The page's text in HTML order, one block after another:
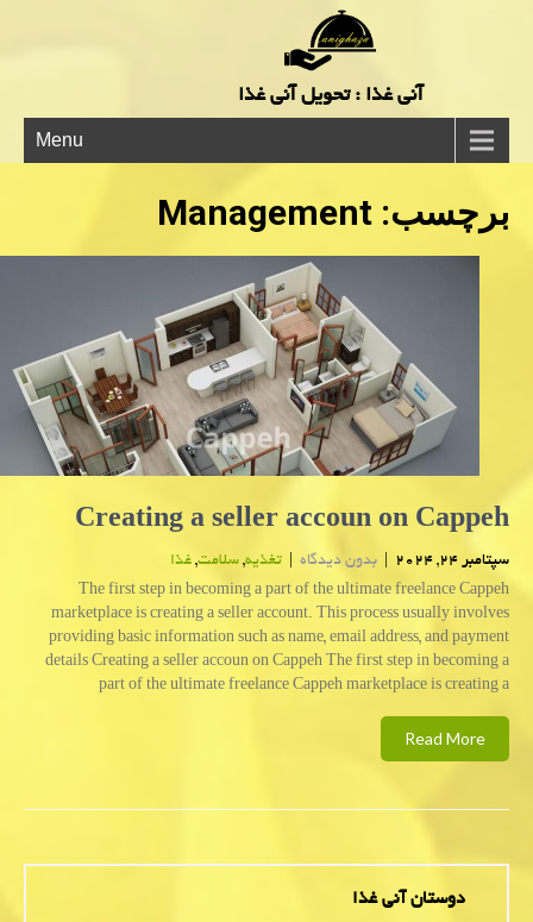
آنی غذا : تحویل آنی غذا
Menu
برچسب: Management
Creating a seller accoun on Cappeh
سپتامبر 24, 2024 | بدون دیدگاه | تغذیه,سلامت,غذا
The first step in becoming a part of the ultimate freelance Cappeh
marketplace is creating a seller account. This process usually involves
providing basic information such as name, email address, and payment
details Creating a seller accoun on Cappeh The first step in becoming a
part of the ultimate freelance Cappeh marketplace is creating a
Read More
دوستان آنی غذا